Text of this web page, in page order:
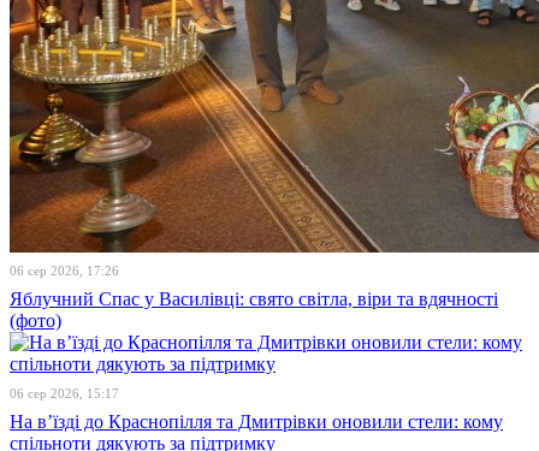
06 сер 2026, 17:26
Яблучний Спас у Василівці: свято світла, віри та вдячності
(фото)
06 сер 2026, 15:17
На в’їзді до Краснопілля та Дмитрівки оновили стели: кому
спільноти дякують за підтримку